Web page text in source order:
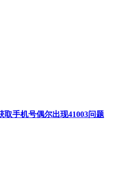
手机号偶尔出现41003问题